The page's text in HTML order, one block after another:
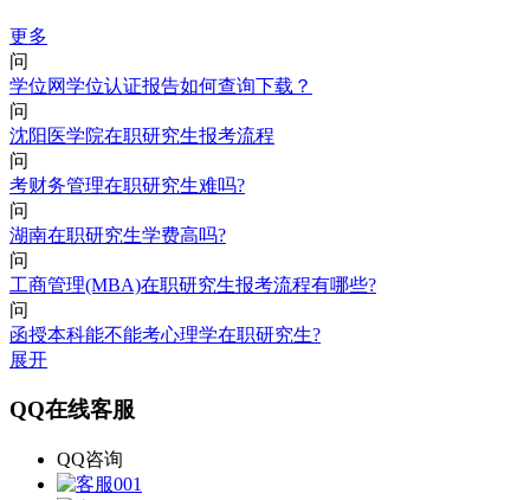
更多
问
学位网学位认证报告如何查询下载？
问
沈阳医学院在职研究生报考流程
问
考财务管理在职研究生难吗?
问
湖南在职研究生学费高吗?
问
工商管理(MBA)在职研究生报考流程有哪些?
问
函授本科能不能考心理学在职研究生?
展开
QQ在线客服
QQ咨询